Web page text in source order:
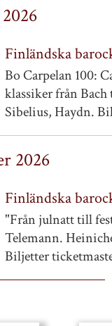
Finländska
Bo Carpelan 100:
klassiker från
Sibelius, Haydn.
2026
Finländska
"Från julnatt till
Telemann.
Biljetter